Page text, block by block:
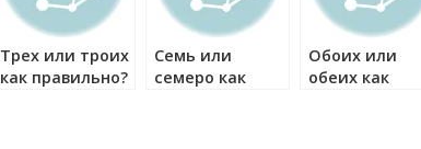
Трех или троих
как правильно?
Семь или
семеро как
Обоих или
обеих как